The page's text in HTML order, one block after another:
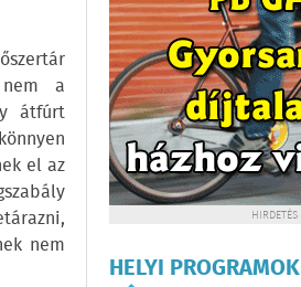
a
átfúrt
el az
nem
HIRDETÉS
HELYI PROGRAMOK